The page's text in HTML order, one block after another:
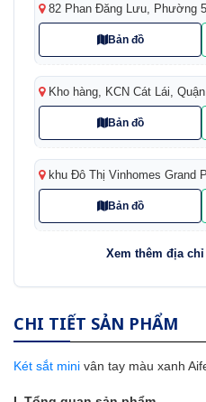
82 Phan Đăng Lưu, Phường
Bản đồ
Kho hàng, KCN Cát Lái,
Bản đồ
khu Đô Thị Vinhomes Grand
Bản đồ
Xem thêm địa chỉ
CHI TIẾT SẢN PHẨM
Két sắt mini vân tay màu xanh